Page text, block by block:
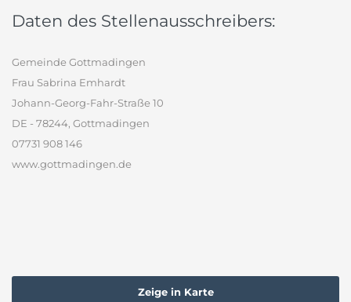
Daten des Stellenausschreibers:
Gemeinde Gottmadingen
Frau Sabrina Emhardt
Johann-Georg-Fahr-Straße 10
DE - 78244, Gottmadingen
07731 908 146
www.gottmadingen.de
Zeige in Karte